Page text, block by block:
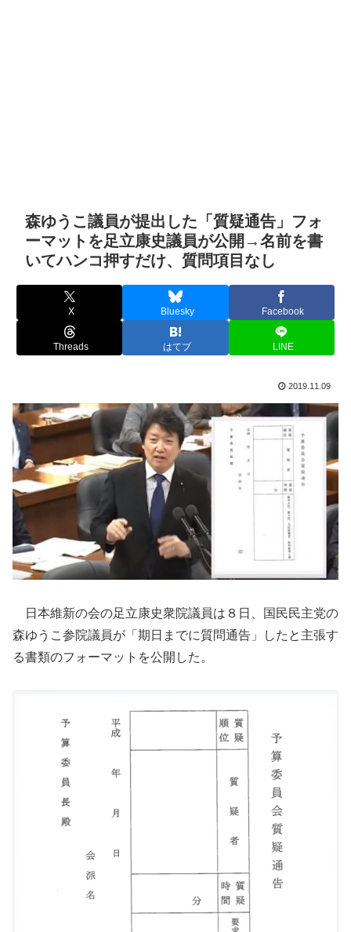
森ゆうこ議員が提出した「質疑通告」フォ
ーマットを足立康史議員が公開→名前を書
いてハンコ押すだけ、質問項目なし
X Bluesky Facebook
Threads はてブ LINE
2019.11.09
日本維新の会の足立康史衆院議員は８日、国民民主党の
森ゆうこ参院議員が「期日までに質問通告」したと主張す
る書類のフォーマットを公開した。